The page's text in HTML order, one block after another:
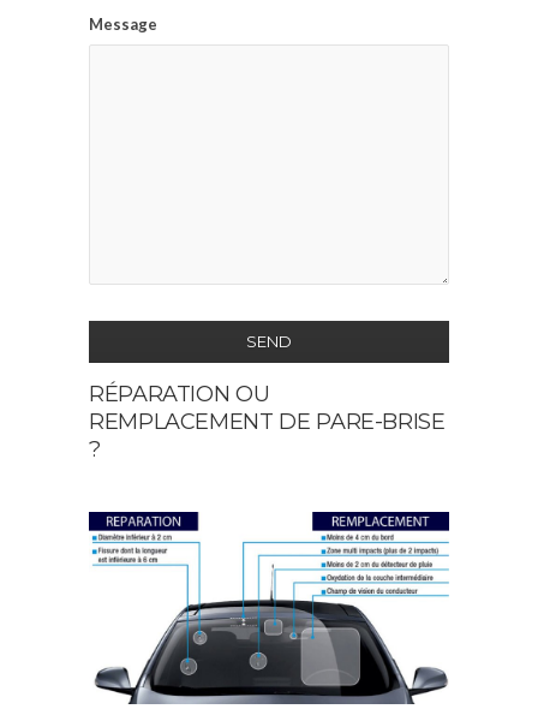
Message
SEND
This
field
should
left
blank
RÉPARATION OU
REMPLACEMENT DE PARE-BRISE
?